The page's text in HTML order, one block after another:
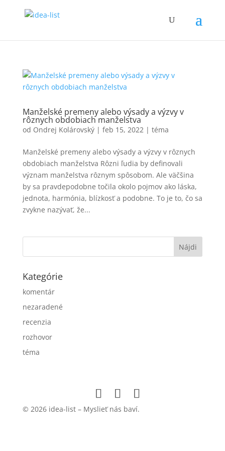
Manželské premeny alebo výsady a výzvy v
rôznych obdobiach manželstva
od Ondrej Kolárovský| feb 15, 2022| téma
Manželské premeny alebo výsady a výzvy v rôznych
obdobiach manželstva Rôzni ľudia by definovali
význam manželstva rôznym spôsobom. Ale väčšina
by sa pravdepodobne točila okolo pojmov ako láska,
jednota, harmónia, blízkosť a podobne. To je to, čo sa
zvykne nazývať, že...
Kategórie
komentár
nezaradené
recenzia
rozhovor
téma
© 2026 idea-list – Myslieť nás baví.